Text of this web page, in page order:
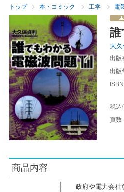
トップ 本・コミック 工学 電
誰
大
出版
出版
税込
頁数
商品内容
政府や電力会社